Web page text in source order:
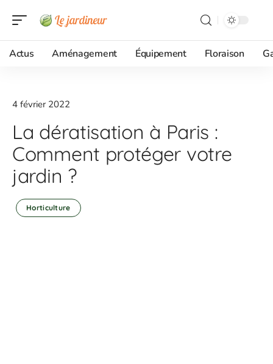
Actus Aménagement Équipement Floraison
4 février 2022
La dératisation à Paris :
Comment protéger votre
jardin ?
Horticulture